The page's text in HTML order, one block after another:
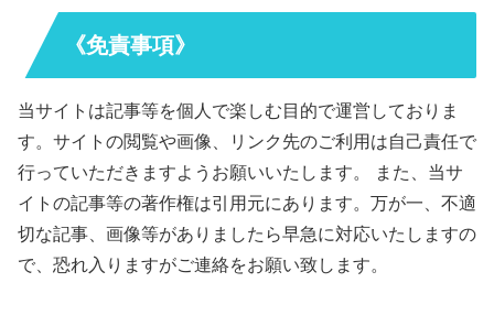
《免責事項》
当サイトは記事等を個人で楽しむ目的で運営しておりま
す。サイトの閲覧や画像、リンク先のご利用は自己責任で
行っていただきますようお願いいたします。 また、当サ
イトの記事等の著作権は引用元にあります。万が一、不適
切な記事、画像等がありましたら早急に対応いたしますの
で、恐れ入りますがご連絡をお願い致します。